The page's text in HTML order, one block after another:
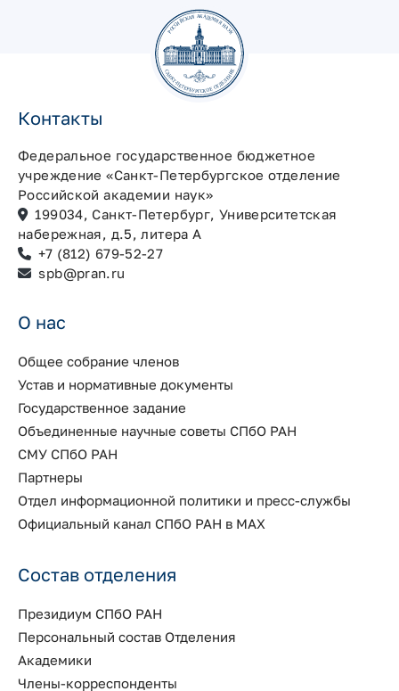
Контакты
Федеральное государственное бюджетное
учреждение «Санкт-Петербургское отделение
Российской академии наук»
199034, Санкт-Петербург, Университетская
набережная, д.5, литера А
+7 (812) 679-52-27
spb@pran.ru
О нас
Общее собрание членов
Устав и нормативные документы
Государственное задание
Объединенные научные советы СПбО РАН
СМУ СПбО РАН
Партнеры
Отдел информационной политики и пресс-службы
Официальный канал СПбО РАН в MAX
Состав отделения
Президиум СПбО РАН
Персональный состав Отделения
Академики
Члены-корреспонденты